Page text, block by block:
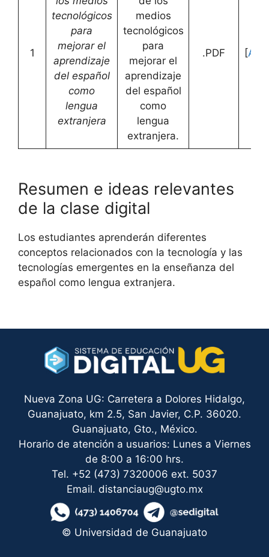
1
tecnológicos
para
mejorar el
aprendizaje
del español
como
lengua
extranjera
medios
tecnológicos
para
mejorar el
aprendizaje
del español
como
lengua
extranjera.
.PDF [
Resumen e ideas relevantes
de la clase digital
Los estudiantes aprenderán diferentes
conceptos relacionados con la tecnología y las
tecnologías emergentes en la enseñanza del
español como lengua extranjera.
Nueva Zona UG: Carretera a Dolores Hidalgo,
Guanajuato, km 2.5, San Javier, C.P. 36020.
Guanajuato, Gto., México.
Horario de atención a usuarios: Lunes a Viernes
de 8:00 a 16:00 hrs.
Tel. +52 (473) 7320006 ext. 5037
Email. distanciaug@ugto.mx
© Universidad de Guanajuato